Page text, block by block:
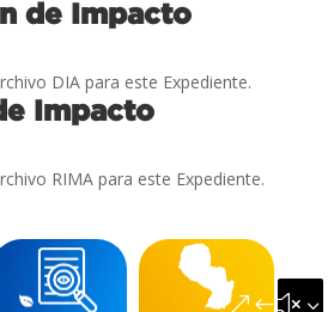
de Impacto
DIA para este Expediente.
Impacto
RIMA para este Expediente.